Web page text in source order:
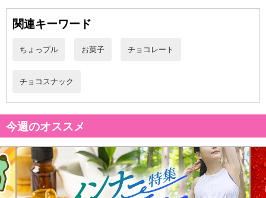
■その他共通および商品カテゴリー別注意事項（※必ずご確認くだ
さい）
こちらの情報は
関連キーワード
ちょっプル お菓子 チョコレート
チョコスナック
今週のオススメ